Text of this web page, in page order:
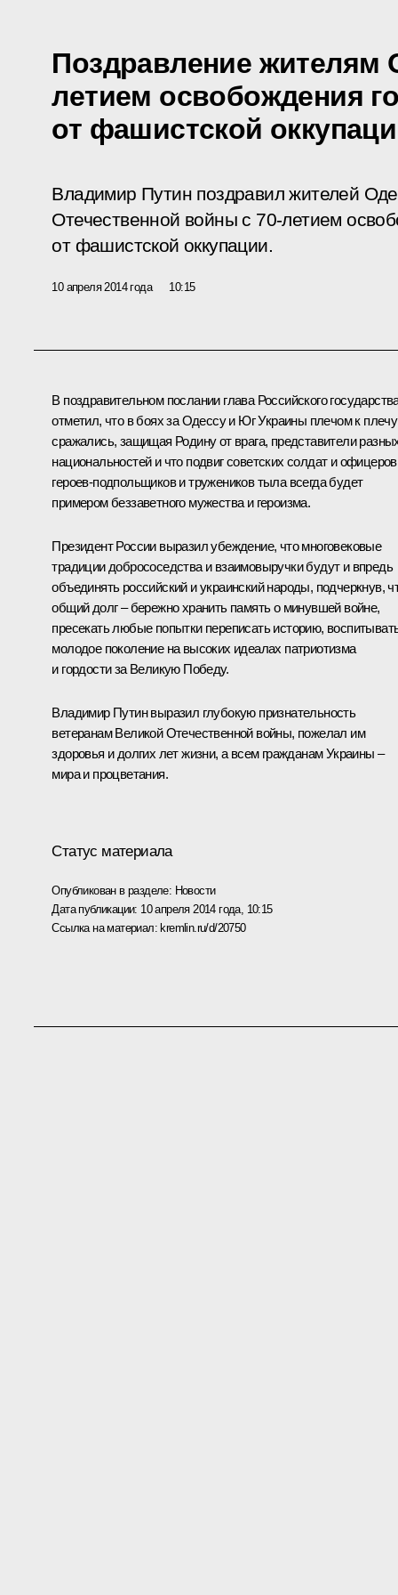
Поздравление жителям
летием освобождения
от фашистской
Владимир Путин поздравил жителей
Отечественной войны с 70-летием
от фашистской оккупации.
10 апреля 2014 года 10:15
В поздравительном послании глава Российского
отметил, что в боях за Одессу и Юг Украины плечом к плечу
сражались, защищая Родину от врага, представители
национальностей и что подвиг советских солдат и
героев-подпольщиков и тружеников тыла всегда будет
примером беззаветного мужества и героизма.
Президент России выразил убеждение, что многовековые
традиции добрососедства и взаимовыручки будут и впредь
объединять российский и украинский народы, подчеркнув,
общий долг – бережно хранить память о минувшей войне,
пресекать любые попытки переписать историю,
молодое поколение на высоких идеалах патриотизма
и гордости за Великую Победу.
Владимир Путин выразил глубокую признательность
ветеранам Великой Отечественной войны, пожелал им
здоровья и долгих лет жизни, а всем гражданам Украины –
мира и процветания.
Статус материала
Опубликован в разделе: Новости
Дата публикации: 10 апреля 2014 года, 10:15
Ссылка на материал: kremlin.ru/d/20750